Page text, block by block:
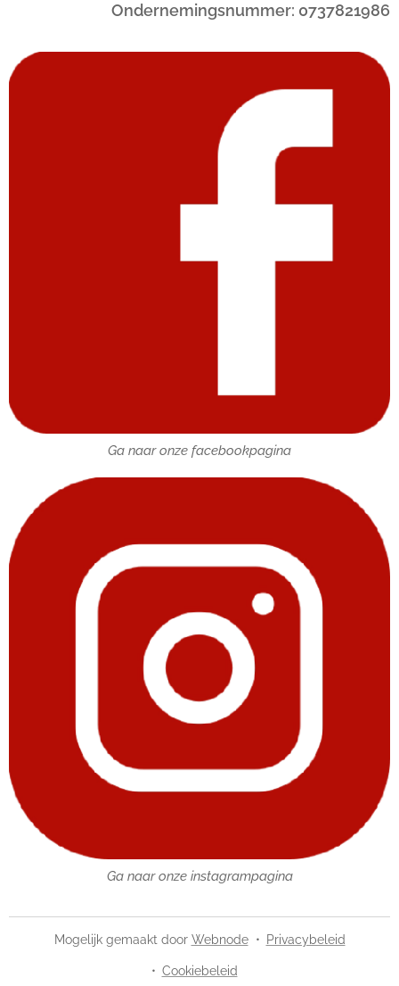
Ondernemingsnummer: 0737821986
Ga naar onze facebookpagina
Ga naar onze instagrampagina
Mogelijk gemaakt door Webnode Privacybeleid
Cookiebeleid